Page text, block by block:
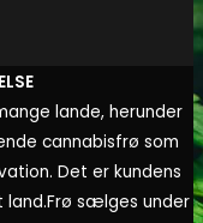
lande, herunder
cannabisfrø som
Det er kundens
land.Frø sælges under